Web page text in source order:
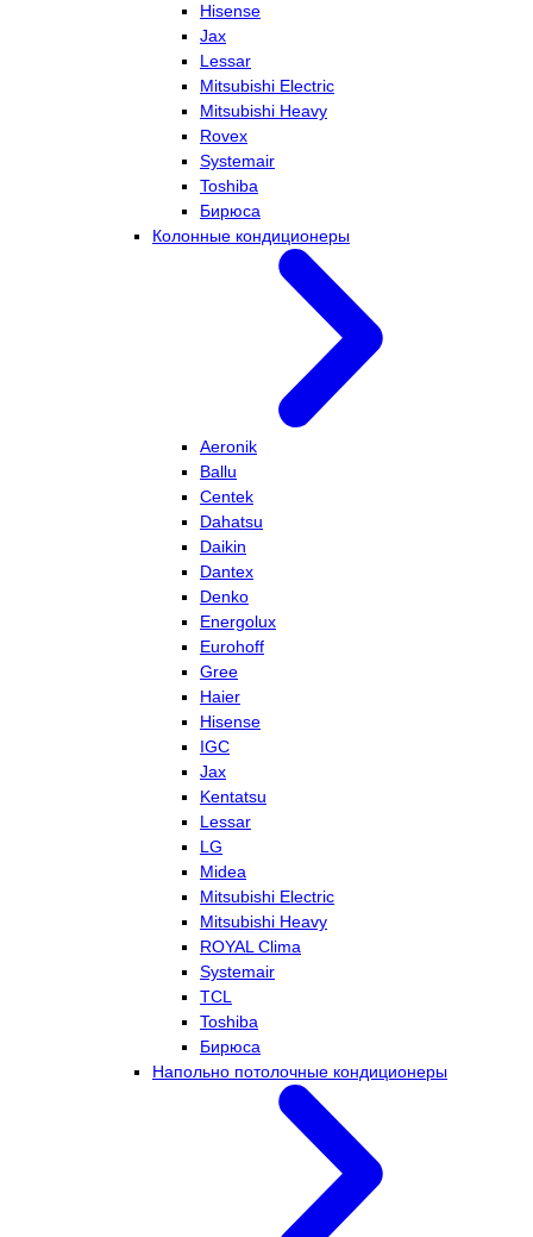
Hisense
Jax
Lessar
Mitsubishi Electric
Mitsubishi Heavy
Rovex
Systemair
Toshiba
Бирюса
Колонные кондиционеры
Aeronik
Ballu
Centek
Dahatsu
Daikin
Dantex
Denko
Energolux
Eurohoff
Gree
Haier
Hisense
IGC
Jax
Kentatsu
Lessar
LG
Midea
Mitsubishi Electric
Mitsubishi Heavy
ROYAL Clima
Systemair
TCL
Toshiba
Бирюса
Напольно потолочные кондиционеры